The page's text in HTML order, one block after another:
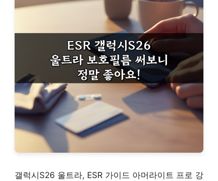
갤럭시S26 울트라, ESR 가이드 아머라이트 프로 강